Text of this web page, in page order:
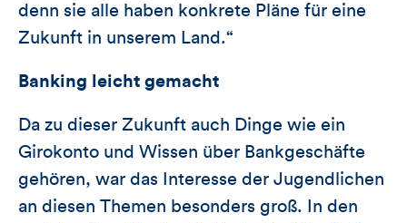
denn sie alle haben konkrete Pläne für eine
Zukunft in unserem Land.“
Banking leicht gemacht
Da zu dieser Zukunft auch Dinge wie ein
Girokonto und Wissen über Bankgeschäfte
gehören, war das Interesse der Jugendlichen
an diesen Themen besonders groß. In den